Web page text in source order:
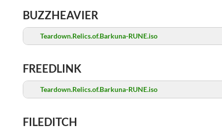
BUZZHEAVIER
Teardown.Relics.of.Barkuna-RUNE.iso
FREEDLINK
Teardown.Relics.of.Barkuna-RUNE.iso
FILEDITCH